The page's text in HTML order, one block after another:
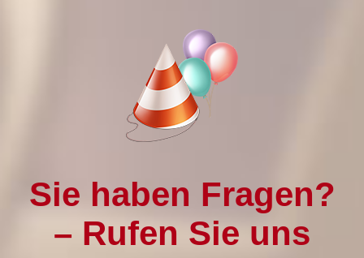
Sie haben Fragen?
– Rufen Sie uns